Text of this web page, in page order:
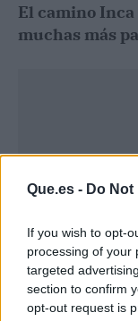
Que.es - Do
If you wish to opt-
processing of your
targeted
section to confirm
opt-out request is
El camino Inca
muchas más